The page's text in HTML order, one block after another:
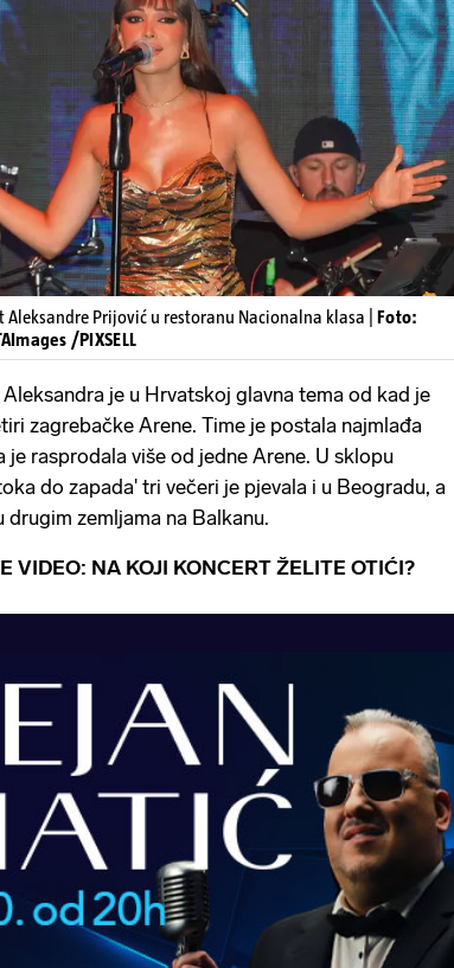
Aleksandre Prijović u restoranu Nacionalna klasa | Foto:
/PIXSELL
Aleksandra je u Hrvatskoj glavna tema od kad je
zagrebačke Arene. Time je postala najmlađa
je rasprodala više od jedne Arene. U sklopu
do zapada' tri večeri je pjevala i u Beogradu, a
drugim zemljama na Balkanu.
VIDEO: NA KOJI KONCERT ŽELITE OTIĆI?